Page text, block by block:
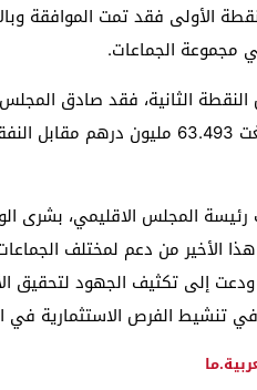
الأولى فقد تمت الموافقة
مجموعة الجماعات.
رئيسة المجلس الاقليمي، بشرى
الأخير من دعم لمختلف
ودعت إلى تكثيف الجهود لتحقيق
تنشيط الفرص الاستثمارية في